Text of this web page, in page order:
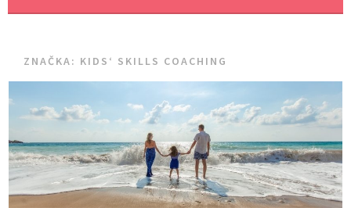
ZNAČKA: KIDS‘ SKILLS COACHING